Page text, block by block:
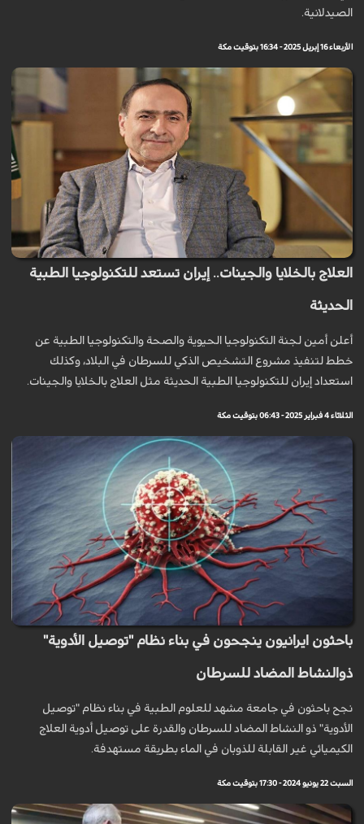
الصيدلانية.
الأربعاء 16 إبريل 2025 - 16:34 بتوقيت مكة
العلاج بالخلايا والجينات.. إيران تستعد للتكنولوجيا الطبية
الحديثة
أعلن أمين لجنة التكنولوجيا الحيوية والصحة والتكنولوجيا الطبية عن
خطط لتنفيذ مشروع التشخيص الذكي للسرطان في البلاد، وكذلك
استعداد إيران للتكنولوجيا الطبية الحديثة مثل العلاج بالخلايا والجينات.
الثلاثاء 4 فبراير 2025 - 06:43 بتوقيت مكة
باحثون ايرانيون ينجحون في بناء نظام "توصيل الأدوية"
ذوالنشاط المضاد للسرطان
نجح باحثون في جامعة مشهد للعلوم الطبية في بناء نظام "توصيل
الأدوية" ذو النشاط المضاد للسرطان والقدرة على توصيل أدوية العلاج
الكيميائي غير القابلة للذوبان في الماء بطريقة مستهدفة.
السبت 22 يونيو 2024 - 17:30 بتوقيت مكة